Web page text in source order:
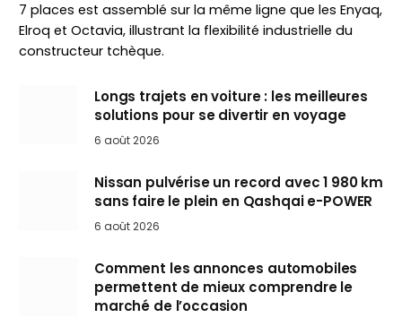
7 places est assemblé sur la même ligne que les Enyaq,
Elroq et Octavia, illustrant la flexibilité industrielle du
constructeur tchèque.
Longs trajets en voiture : les meilleures
solutions pour se divertir en voyage
6 août 2026
Nissan pulvérise un record avec 1 980 km
sans faire le plein en Qashqai e-POWER
6 août 2026
Comment les annonces automobiles
permettent de mieux comprendre le
marché de l’occasion